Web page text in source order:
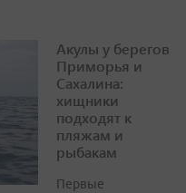
Акулы у берегов
Приморья и
Сахалина:
хищники
подходят к
пляжам и
рыбакам
Первые